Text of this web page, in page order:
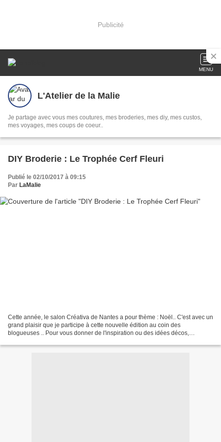
Publicité
MENU
L'Atelier de la Malie
Je partage avec vous mes coutures, mes broderies, mes diy, mes custos,
mes voyages, mes coups de coeur..
DIY Broderie : Le Trophée Cerf Fleuri
Publié le 02/10/2017 à 09:15
Par LaMalie
Cette année, le salon Créativa de Nantes a pour thème : Noël.. C'est avec un
grand plaisir que je participe à cette nouvelle édition au coin des
blogueuses .. Pour vous donner de l'inspiration ou des idées décos,